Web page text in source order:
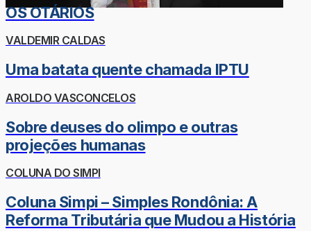
OS OTÁRIOS
VALDEMIR CALDAS
Uma batata quente chamada IPTU
AROLDO VASCONCELOS
Sobre deuses do olimpo e outras
projeções humanas
COLUNA DO SIMPI
Coluna Simpi – Simples Rondônia: A
Reforma Tributária que Mudou a História